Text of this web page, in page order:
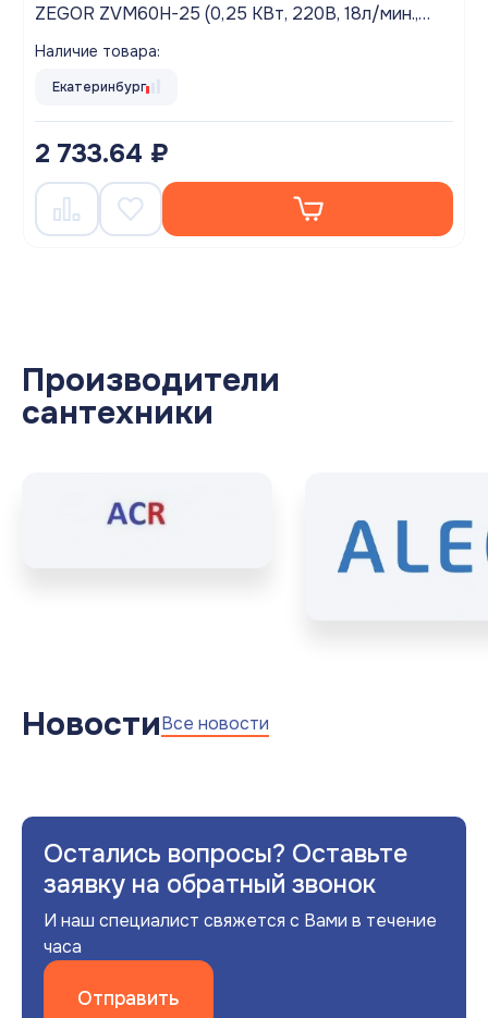
ZEGOR ZVM60H-25 (0,25 КВт, 220В, 18л/мин.,
60м.)
Наличие товара:
Екатеринбург
2 733.64 ₽
Производители
сантехники
НовостиВсе новости
Остались вопросы? Оставьте
заявку на обратный звонок
И наш специалист свяжется с Вами в течение
часа
Отправить